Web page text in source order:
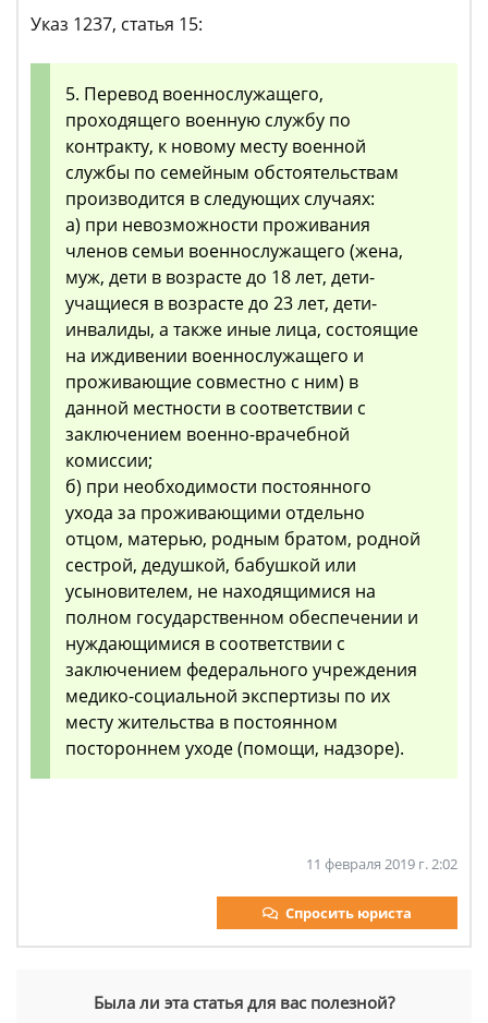
Указ 1237, статья 15:
5. Перевод военнослужащего,
проходящего военную службу по
контракту, к новому месту военной
службы по семейным обстоятельствам
производится в следующих случаях:
а) при невозможности проживания
членов семьи военнослужащего (жена,
муж, дети в возрасте до 18 лет, дети-
учащиеся в возрасте до 23 лет, дети-
инвалиды, а также иные лица, состоящие
на иждивении военнослужащего и
проживающие совместно с ним) в
данной местности в соответствии с
заключением военно-врачебной
комиссии;
б) при необходимости постоянного
ухода за проживающими отдельно
отцом, матерью, родным братом, родной
сестрой, дедушкой, бабушкой или
усыновителем, не находящимися на
полном государственном обеспечении и
нуждающимися в соответствии с
заключением федерального учреждения
медико-социальной экспертизы по их
месту жительства в постоянном
постороннем уходе (помощи, надзоре).
11 февраля 2019 г. 2:02
Спросить юриста
Была ли эта статья для вас полезной?